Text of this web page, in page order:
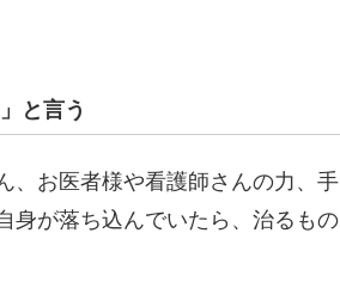
と言う
、お医者様や看護師さんの力、手
身が落ち込んでいたら、治るもの